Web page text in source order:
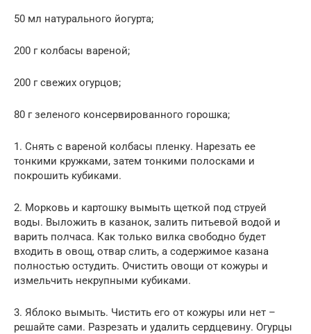
50 мл натурального йогурта;
200 г колбасы вареной;
200 г свежих огурцов;
80 г зеленого консервированного горошка;
1. Снять с вареной колбасы пленку. Нарезать ее
тонкими кружками, затем тонкими полосками и
покрошить кубиками.
2. Морковь и картошку вымыть щеткой под струей
воды. Выложить в казанок, залить питьевой водой и
варить полчаса. Как только вилка свободно будет
входить в овощ, отвар слить, а содержимое казана
полностью остудить. Очистить овощи от кожуры и
измельчить некрупными кубиками.
3. Яблоко вымыть. Чистить его от кожуры или нет –
решайте сами. Разрезать и удалить сердцевину. Огурцы